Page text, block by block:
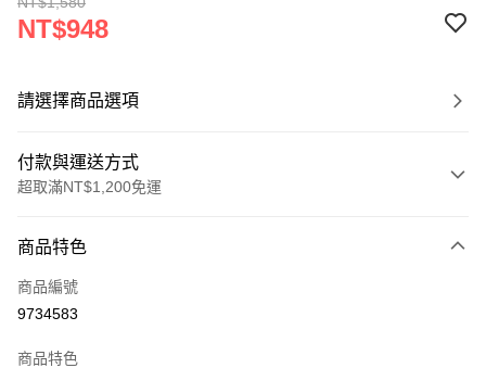
NT$948
請選擇商品選項
付款與運送方式
超取滿NT$1,200免運
信用卡一次付款
超商取貨付款
商品特色
商品編號
9734583
商品特色